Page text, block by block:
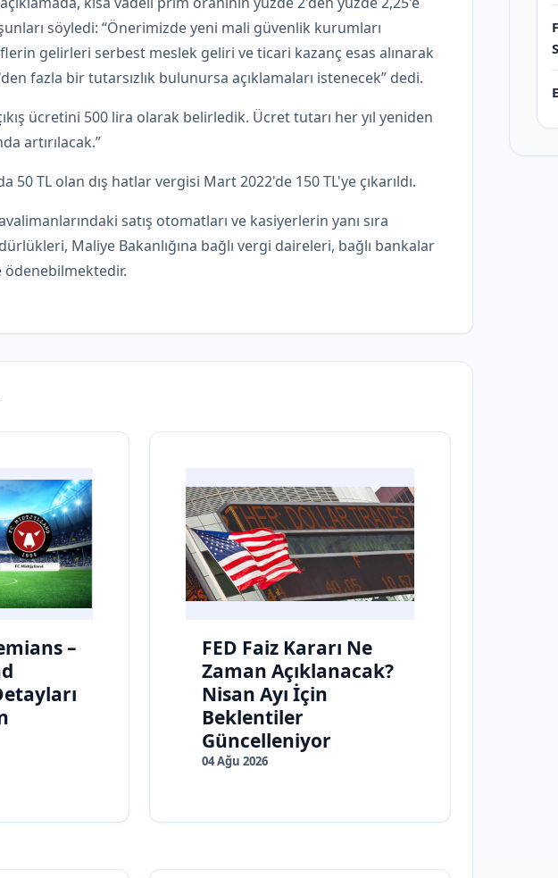
şunları söyledi: “Önerimizde yeni mali güvenlik kurumları
gelirleri serbest meslek geliri ve ticari kazanç esas alınarak
fazla bir tutarsızlık bulunursa açıklamaları istenecek” dedi.
ücretini 500 lira olarak belirledik. Ücret tutarı her yıl yeniden
artırılacak.”
50 TL olan dış hatlar vergisi Mart 2022'de 150 TL'ye çıkarıldı.
satış otomatları ve kasiyerlerin yanı sıra
Maliye Bakanlığına bağlı vergi daireleri, bağlı bankalar
–
FED Faiz Kararı Ne
Zaman Açıklanacak?
Nisan Ayı İçin
Beklentiler
Güncelleniyor
04 Ağu 2026